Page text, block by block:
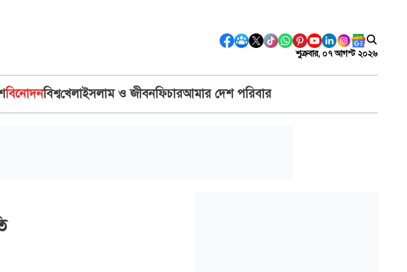
শুক্রবার, ০৭ আগস্ট ২০২৬
বিনোদনবিশ্বখেলাইসলাম ও জীবনফিচারআমার দেশ পরিবার